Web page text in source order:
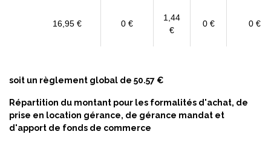
16,95 € 0 €
1,44
€
0 € 0 €
soit un règlement global de 50.57 €
Répartition du montant pour les formalités d'achat, de
prise en location gérance, de gérance mandat et
d'apport de fonds de commerce